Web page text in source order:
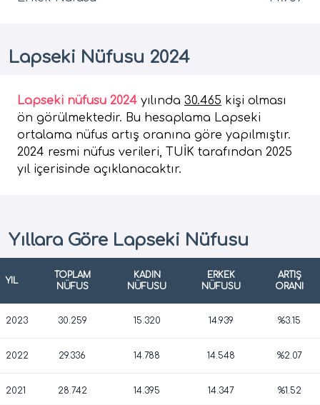
Lapseki Nüfusu 2024
Lapseki nüfusu 2024 yılında 30.465 kişi olması
ön görülmektedir. Bu hesaplama Lapseki
ortalama nüfus artış oranına göre yapılmıştır.
2024 resmi nüfus verileri, TUİK tarafından 2025
yıl içerisinde açıklanacaktır.
Yıllara Göre Lapseki Nüfusu
YIL
TOPLAM
NÜFUS
KADIN
NÜFUSU
ERKEK
NÜFUSU
ARTIŞ
ORANI
2023 30.259 15.320 14.939 %3.15
2022 29.336 14.788 14.548 %2.07
2021 28.742 14.395 14.347 %1.52